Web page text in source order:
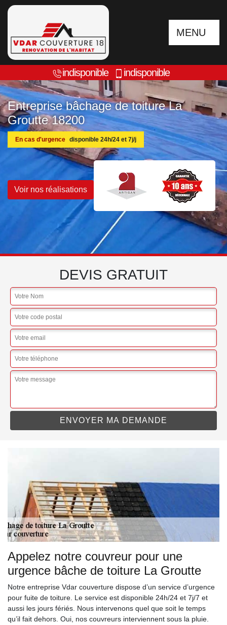
MENU
indisponible indisponible
Entreprise bâchage de toiture La
Groutte 18200
En cas d'urgence disponible 24h/24 et 7j/j
Voir nos réalisations
DEVIS GRATUIT
Appelez notre couvreur pour une
urgence bâche de toiture La Groutte
Notre entreprise Vdar couverture dispose d’un service d’urgence
pour fuite de toiture. Le service est disponible 24h/24 et 7j/7 et
aussi les jours fériés. Nous intervenons quel que soit le temps
qu’il fait dehors. Oui, nos couvreurs interviennent sous la pluie.